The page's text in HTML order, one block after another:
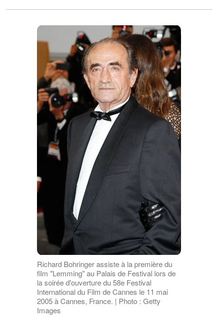
Richard Bohringer assiste à la première du
film "Lemming" au Palais de Festival lors de
la soirée d'ouverture du 58e Festival
International du Film de Cannes le 11 mai
2005 à Cannes, France. | Photo : Getty
Images